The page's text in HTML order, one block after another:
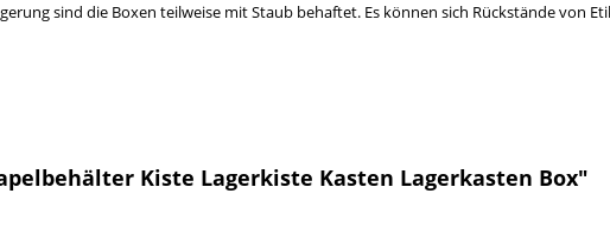
sind die Boxen teilweise mit Staub behaftet. Es können sich Rückstände von
Kiste Lagerkiste Kasten Lagerkasten Box"